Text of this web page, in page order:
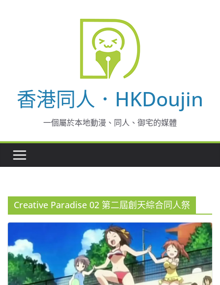
香港同人．HKDoujin
一個屬於本地動漫、同人、御宅的媒體
Creative Paradise 02 第二屆創天綜合同人祭